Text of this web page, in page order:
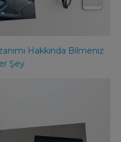
Hakkında Bilmeniz
Şey